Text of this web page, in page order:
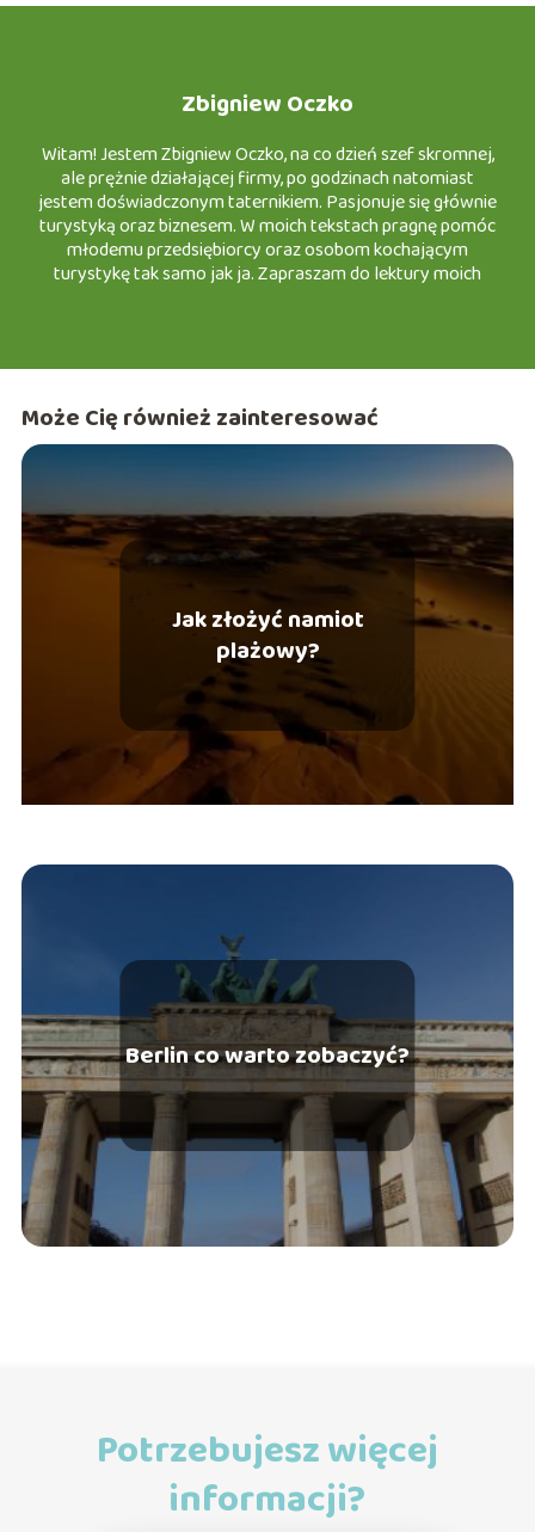
Zbigniew Oczko
Witam! Jestem Zbigniew Oczko, na co dzień szef skromnej,
ale prężnie działającej firmy, po godzinach natomiast
jestem doświadczonym taternikiem. Pasjonuje się głównie
turystyką oraz biznesem. W moich tekstach pragnę pomóc
młodemu przedsiębiorcy oraz osobom kochającym
turystykę tak samo jak ja. Zapraszam do lektury moich
Może Cię również zainteresować
Jak złożyć namiot
plażowy?
Berlin co warto zobaczyć?
Potrzebujesz więcej
informacji?